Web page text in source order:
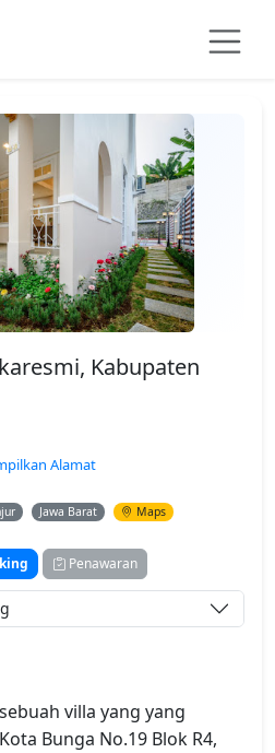
Kabupaten
Alamat
Jawa Barat Maps
Penawaran
villa yang yang
Bunga No.19 Blok R4,